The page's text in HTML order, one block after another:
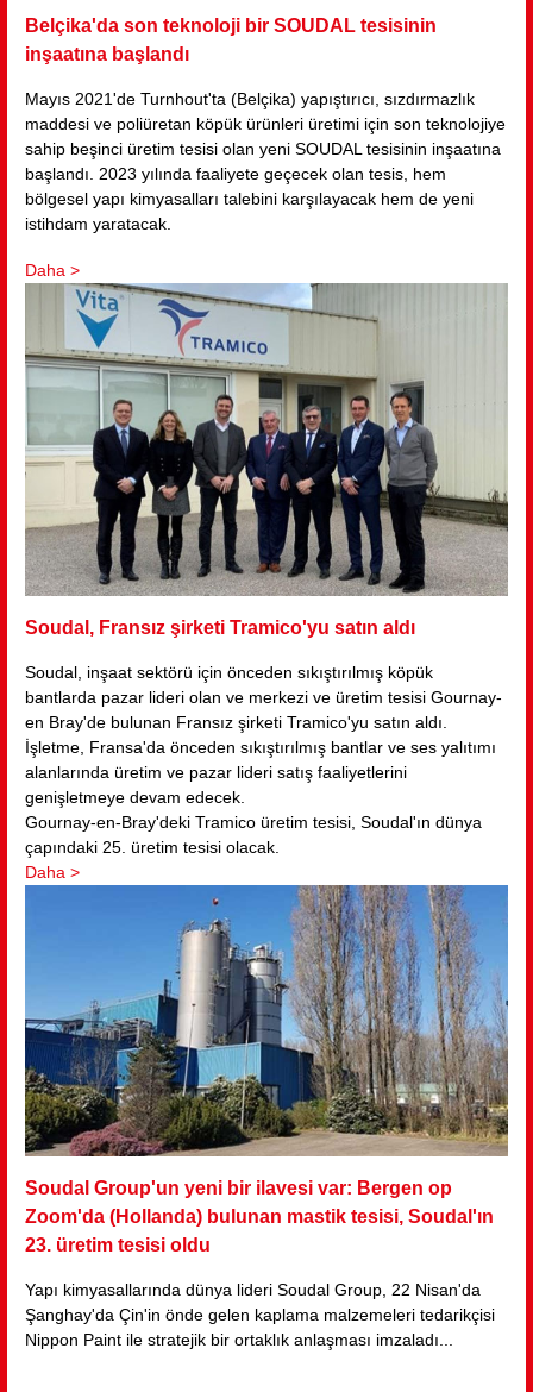
Belçika'da son teknoloji bir SOUDAL tesisinin
inşaatına başlandı
Mayıs 2021'de Turnhout'ta (Belçika) yapıştırıcı, sızdırmazlık
maddesi ve poliüretan köpük ürünleri üretimi için son teknolojiye
sahip beşinci üretim tesisi olan yeni SOUDAL tesisinin inşaatına
başlandı. 2023 yılında faaliyete geçecek olan tesis, hem
bölgesel yapı kimyasalları talebini karşılayacak hem de yeni
istihdam yaratacak.
Soudal, Fransız şirketi Tramico'yu satın aldı
Soudal, inşaat sektörü için önceden sıkıştırılmış köpük
bantlarda pazar lideri olan ve merkezi ve üretim tesisi Gournay-
en Bray'de bulunan Fransız şirketi Tramico'yu satın aldı.
İşletme, Fransa'da önceden sıkıştırılmış bantlar ve ses yalıtımı
alanlarında üretim ve pazar lideri satış faaliyetlerini
genişletmeye devam edecek.
Gournay-en-Bray'deki Tramico üretim tesisi, Soudal'ın dünya
çapındaki 25. üretim tesisi olacak.
Soudal Group'un yeni bir ilavesi var: Bergen op
Zoom'da (Hollanda) bulunan mastik tesisi, Soudal'ın
23. üretim tesisi oldu
Yapı kimyasallarında dünya lideri Soudal Group, 22 Nisan'da